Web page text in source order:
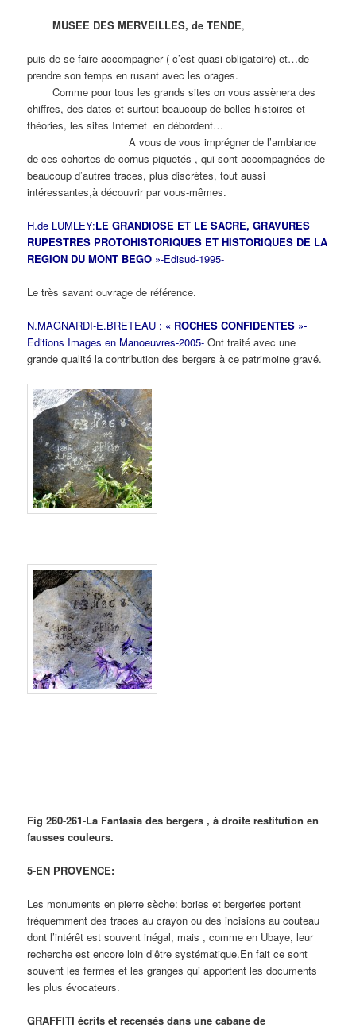
MUSEE DES MERVEILLES, de TENDE,
puis de se faire accompagner ( c’est quasi obligatoire) et…de
prendre son temps en rusant avec les orages.
Comme pour tous les grands sites on vous assènera des
chiffres, des dates et surtout beaucoup de belles histoires et
théories, les sites Internet en débordent…
A vous de vous imprégner de l’ambiance
de ces cohortes de cornus piquetés , qui sont accompagnées de
beaucoup d’autres traces, plus discrètes, tout aussi
intéressantes,à découvrir par vous-mêmes.
H.de LUMLEY:LE GRANDIOSE ET LE SACRE, GRAVURES
RUPESTRES PROTOHISTORIQUES ET HISTORIQUES DE LA
REGION DU MONT BEGO »-Edisud-1995-
Le très savant ouvrage de référence.
N.MAGNARDI-E.BRETEAU : « ROCHES CONFIDENTES »-
Editions Images en Manoeuvres-2005- Ont traité avec une
grande qualité la contribution des bergers à ce patrimoine gravé.
Fig 260-261-La Fantasia des bergers , à droite restitution en
fausses couleurs.
5-EN PROVENCE:
Les monuments en pierre sèche: bories et bergeries portent
fréquemment des traces au crayon ou des incisions au couteau
dont l’intérêt est souvent inégal, mais , comme en Ubaye, leur
recherche est encore loin d’être systématique.En fait ce sont
souvent les fermes et les granges qui apportent les documents
les plus évocateurs.
GRAFFITI écrits et recensés dans une cabane de